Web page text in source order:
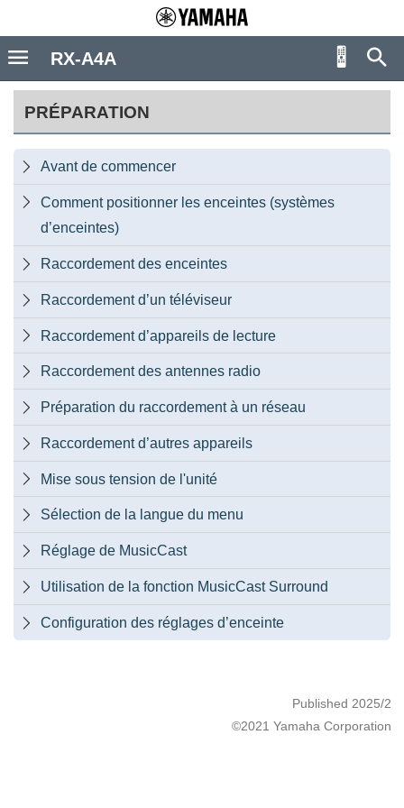
PRÉPARATION
 Avant de commencer

Comment positionner les enceintes (systèmes
d’enceintes)
 Raccordement des enceintes
 Raccordement d’un téléviseur
 Raccordement d’appareils de lecture
 Raccordement des antennes radio
 Préparation du raccordement à un réseau
 Raccordement d’autres appareils
 Mise sous tension de l'unité
 Sélection de la langue du menu
 Réglage de MusicCast
 Utilisation de la fonction MusicCast Surround
 Configuration des réglages d’enceinte
Published 2025/2
©2021 Yamaha Corporation
RX-A4A